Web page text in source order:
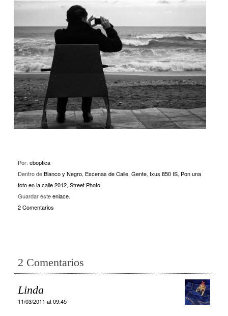
Por: eboptica
Dentro deBlanco y Negro, Escenas de Calle, Gente, Ixus 850 IS, Pon una
foto en la calle 2012, Street Photo.
Guardar esteenlace.
2 Comentarios
2 Comentarios
Linda
11/03/2011 at 09:45